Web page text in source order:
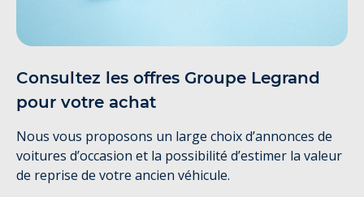
Consultez les offres Groupe Legrand
pour votre achat
Nous vous proposons un large choix d’annonces de
voitures d’occasion et la possibilité d’estimer la valeur
de reprise de votre ancien véhicule.